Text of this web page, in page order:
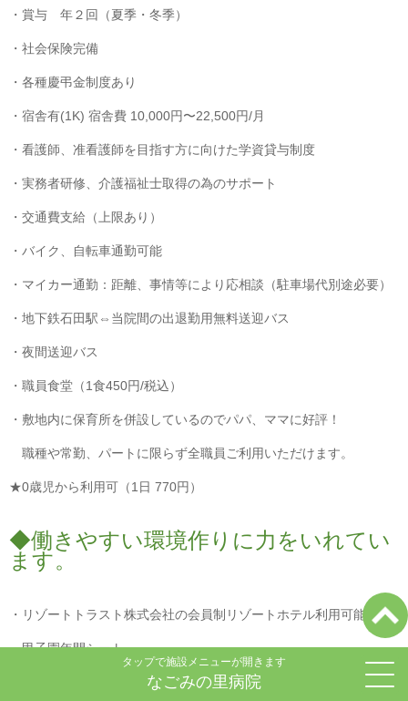
・賞与 年２回（夏季・冬季）
・社会保険完備
・各種慶弔金制度あり
・宿舎有(1K) 宿舎費 10,000円〜22,500円/月
・看護師、准看護師を目指す方に向けた学資貸与制度
・実務者研修、介護福祉士取得の為のサポート
・交通費支給（上限あり）
・バイク、自転車通勤可能
・マイカー通勤：距離、事情等により応相談（駐車場代別途必要）
・地下鉄石田駅⇔当院間の出退勤用無料送迎バス
・夜間送迎バス
・職員食堂（1食450円/税込）
・敷地内に保育所を併設しているのでパパ、ママに好評！
職種や常勤、パートに限らず全職員ご利用いただけます。
★0歳児から利用可（1日 770円）
◆働きやすい環境作りに力をいれてい
ます。
・リゾートトラスト株式会社の会員制リゾートホテル利用可能
・甲子園年間シート
・クラブ活動（野球・フットサル）
タップで施設メニューが開きます
なごみの里病院